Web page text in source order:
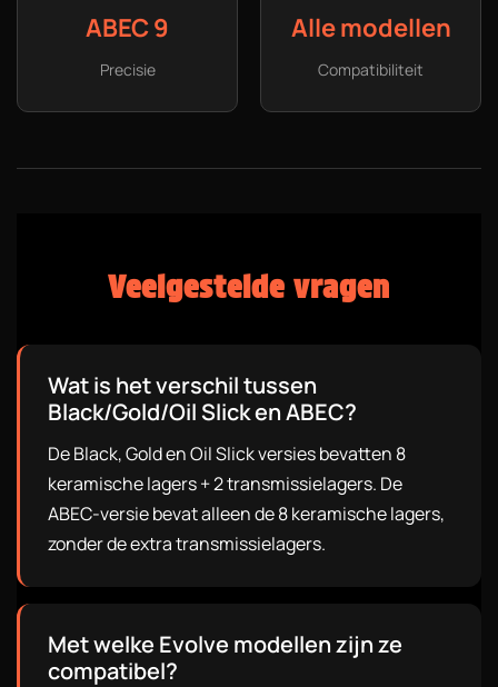
ABEC 9
Precisie
Alle modellen
Compatibiliteit
Veelgestelde vragen
Wat is het verschil tussen
Black/Gold/Oil Slick en ABEC?
De Black, Gold en Oil Slick versies bevatten 8
keramische lagers + 2 transmissielagers. De
ABEC-versie bevat alleen de 8 keramische lagers,
zonder de extra transmissielagers.
Met welke Evolve modellen zijn ze
compatibel?